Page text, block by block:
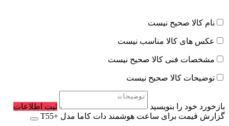
نام کالا صحیح نیست
عکس های کالا مناسب نیست
مشخصات فنی کالا صحیح نیست
توضیحات کالا صحیح نیست
بازخورد خود را بنویسید
ثبت اطلاعات
گزارش قیمت برای ساعت هوشمند دات کاما مدل +T55